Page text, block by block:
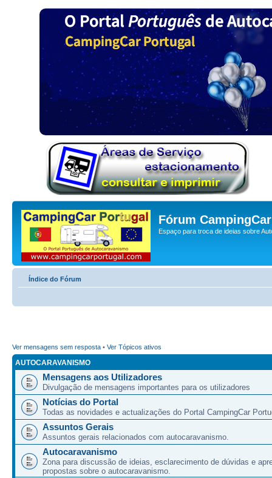
Fórum
Espaço para troca de ideias sobre
Índice do Fórum
Ver mensagens sem resposta • Ver Tópicos ativos
AUTOCARAVANISMO
Mensagens aos Utilizadores
Divulgação de mensagens importantes para os utilizadores
Notícias do Portal
Todas as novidades e actualizações do Portal CampingCar
Assuntos Gerais
Assuntos gerais relacionados com autocaravanismo.
Autocaravanismo
Zona para discussão de ideias, esclarecimento de dúvidas e
propostas sobre o autocaravanismo.